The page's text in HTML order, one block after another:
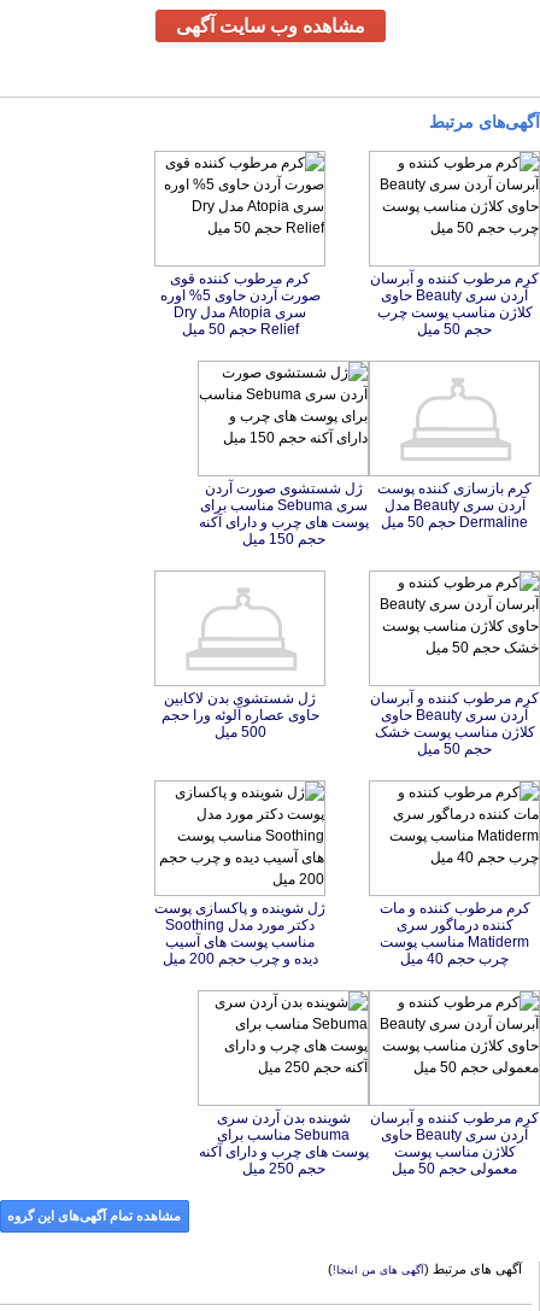
مشاهده وب سایت آگهی
آگهی‌های مرتبط
کرم مرطوب کننده و آبرسان
آردن سری Beauty حاوی
کلاژن مناسب پوست چرب
حجم 50 میل
کرم مرطوب کننده قوی
صورت آردن حاوی 5% اوره
سری Atopia مدل Dry
Relief حجم 50 میل
کرم بازسازی کننده پوست
آردن سری Beauty مدل
Dermaline حجم 50 میل
ژل شستشوی صورت آردن
سری Sebuma مناسب برای
پوست های چرب و دارای آکنه
حجم 150 میل
کرم مرطوب کننده و آبرسان
آردن سری Beauty حاوی
کلاژن مناسب پوست خشک
حجم 50 میل
ژل شستشوی بدن لاکابین
حاوی عصاره آلوئه ورا حجم
500 میل
کرم مرطوب کننده و مات
کننده درماگور سری
Matiderm مناسب پوست
چرب حجم 40 میل
ژل شوینده و پاکسازی پوست
دکتر مورد مدل Soothing
مناسب پوست های آسیب
دیده و چرب حجم 200 میل
کرم مرطوب کننده و آبرسان
آردن سری Beauty حاوی
کلاژن مناسب پوست
معمولی حجم 50 میل
شوینده بدن آردن سری
Sebuma مناسب برای
پوست های چرب و دارای آکنه
حجم 250 میل
مشاهده تمام آگهی‌های این گروه
آگهی های مرتبط (آگهی های من اینجا!)